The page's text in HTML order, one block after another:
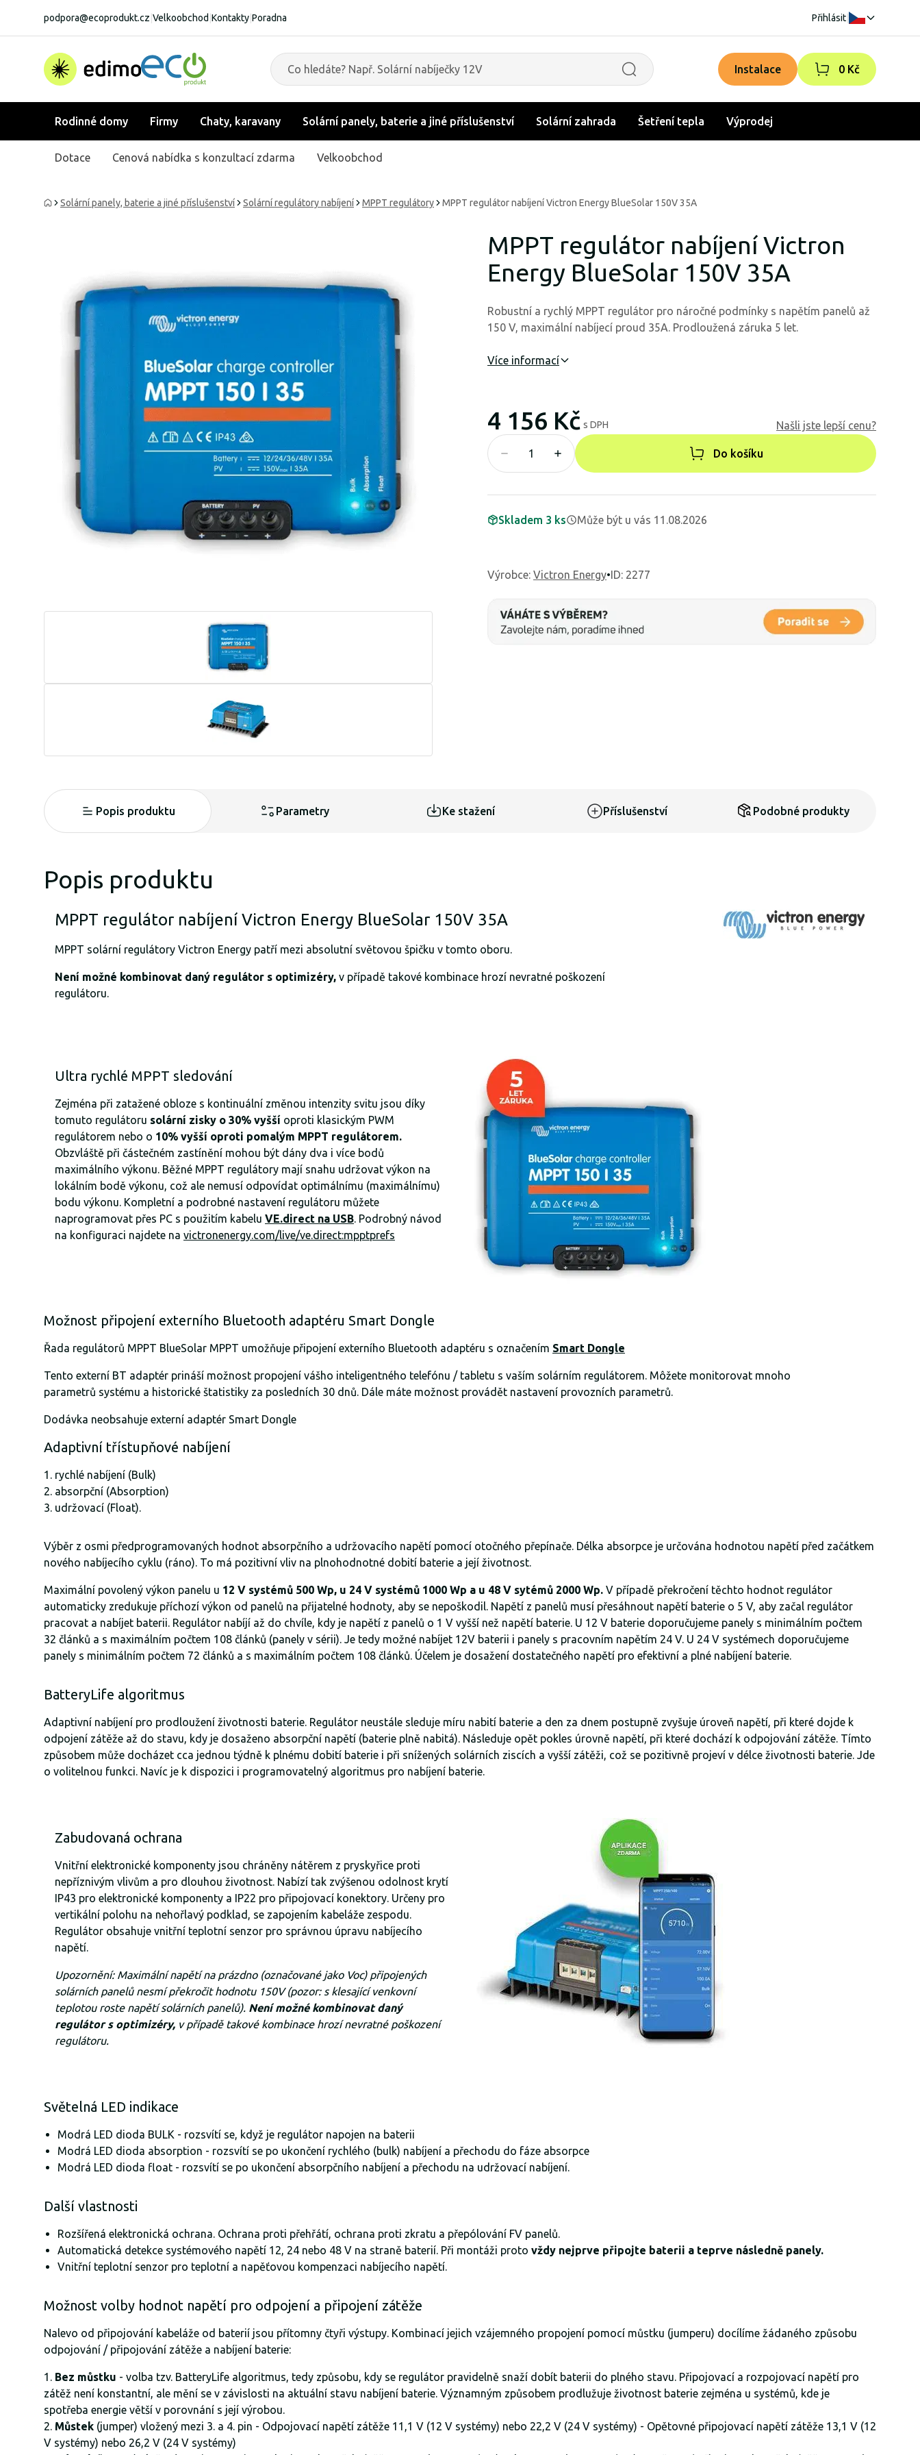
podpora@ecoprodukt.cz Velkoobchod Kontakty Poradna Přihlásit
Instalace 0 Kč
Rodinné domy Firmy Chaty, karavany Solární panely, baterie a jiné příslušenství Solární zahrada Šetření tepla Výprodej
Dotace Cenová nabídka s konzultací zdarma Velkoobchod
Solární panely, baterie a jiné příslušenství Solární regulátory nabíjení MPPT regulátory MPPT regulátor nabíjení Victron Energy BlueSolar 150V 35A
MPPT regulátor nabíjení Victron
Energy BlueSolar 150V 35A
Robustní a rychlý MPPT regulátor pro náročné podmínky s napětím panelů až
150 V, maximální nabíjecí proud 35A. Prodloužená záruka 5 let.
Více informací
4 156 Kč s DPH Našli jste lepší cenu?
Do košíku
Skladem 3 ks Může být u vás 11.08.2026
Výrobce: Victron Energy•ID: 2277
Popis produktu Parametry Ke stažení Příslušenství Podobné produkty
Popis produktu
MPPT regulátor nabíjení Victron Energy BlueSolar 150V 35A
MPPT solární regulátory Victron Energy patří mezi absolutní světovou špičku v tomto oboru.
Není možné kombinovat daný regulátor s optimizéry, v případě takové kombinace hrozí nevratné poškození
regulátoru.
Ultra rychlé MPPT sledování
Zejména při zatažené obloze s kontinuální změnou intenzity svitu jsou díky
tomuto regulátoru solární zisky o 30% vyšší oproti klasickým PWM
regulátorem nebo o 10% vyšší oproti pomalým MPPT regulátorem.
Obzvláště při částečném zastínění mohou být dány dva i více bodů
maximálního výkonu. Běžné MPPT regulátory mají snahu udržovat výkon na
lokálním bodě výkonu, což ale nemusí odpovídat optimálnímu (maximálnímu)
bodu výkonu. Kompletní a podrobné nastavení regulátoru můžete
naprogramovat přes PC s použitím kabelu VE.direct na USB. Podrobný návod
na konfiguraci najdete na victronenergy.com/live/ve.direct:mpptprefs
Možnost připojení externího Bluetooth adaptéru Smart Dongle
Řada regulátorů MPPT BlueSolar MPPT umožňuje připojení externího Bluetooth adaptéru s označením Smart Dongle
Tento externí BT adaptér prináší možnost propojení vášho inteligentného telefónu / tabletu s vaším solárním regulátorem. Môžete monitorovat mnoho
parametrů systému a historické štatistiky za posledních 30 dnů. Dále máte možnost provádět nastavení provozních parametrů.
Dodávka neobsahuje externí adaptér Smart Dongle
Adaptivní třístupňové nabíjení
rychlé nabíjení (Bulk)
absorpční (Absorption)
udržovací (Float).
Výběr z osmi předprogramovaných hodnot absorpčního a udržovacího napětí pomocí otočného přepínače. Délka absorpce je určována hodnotou napětí před začátkem
nového nabíjecího cyklu (ráno). To má pozitivní vliv na plnohodnotné dobití baterie a její životnost.
Maximální povolený výkon panelu u 12 V systémů 500 Wp, u 24 V systémů 1000 Wp a u 48 V sytémů 2000 Wp. V případě překročení těchto hodnot regulátor
automaticky zredukuje příchozí výkon od panelů na přijatelné hodnoty, aby se nepoškodil. Napětí z panelů musí přesáhnout napětí baterie o 5 V, aby začal regulátor
pracovat a nabíjet baterii. Regulátor nabíjí až do chvíle, kdy je napětí z panelů o 1 V vyšší než napětí baterie. U 12 V baterie doporučujeme panely s minimálním počtem
32 článků a s maximálním počtem 108 článků (panely v sérii). Je tedy možné nabíjet 12V baterii i panely s pracovním napětím 24 V. U 24 V systémech doporučujeme
panely s minimálním počtem 72 článků a s maximálním počtem 108 článků. Účelem je dosažení dostatečného napětí pro efektivní a plné nabíjení baterie.
BatteryLife algoritmus
Adaptivní nabíjení pro prodloužení životnosti baterie. Regulátor neustále sleduje míru nabití baterie a den za dnem postupně zvyšuje úroveň napětí, při které dojde k
odpojení zátěže až do stavu, kdy je dosaženo absorpční napětí (baterie plně nabitá). Následuje opět pokles úrovně napětí, při které dochází k odpojování zátěže. Tímto
způsobem může docházet cca jednou týdně k plnému dobití baterie i při snížených solárních ziscích a vyšší zátěži, což se pozitivně projeví v délce životnosti baterie. Jde
o volitelnou funkci. Navíc je k dispozici i programovatelný algoritmus pro nabíjení baterie.
Zabudovaná ochrana
Vnitřní elektronické komponenty jsou chráněny nátěrem z pryskyřice proti
nepříznivým vlivům a pro dlouhou životnost. Nabízí tak zvýšenou odolnost krytí
IP43 pro elektronické komponenty a IP22 pro připojovací konektory. Určeny pro
vertikální polohu na nehořlavý podklad, se zapojením kabeláže zespodu.
Regulátor obsahuje vnitřní teplotní senzor pro správnou úpravu nabíjecího
napětí.
Upozornění: Maximální napětí na prázdno (označované jako Voc) připojených
solárních panelů nesmí překročit hodnotu 150V (pozor: s klesající venkovní
teplotou roste napětí solárních panelů). Není možné kombinovat daný
regulátor s optimizéry, v případě takové kombinace hrozí nevratné poškození
regulátoru.
Světelná LED indikace
Modrá LED dioda BULK - rozsvítí se, když je regulátor napojen na baterii
Modrá LED dioda absorption - rozsvítí se po ukončení rychlého (bulk) nabíjení a přechodu do fáze absorpce
Modrá LED dioda float - rozsvítí se po ukončení absorpčního nabíjení a přechodu na udržovací nabíjení.
Další vlastnosti
Rozšířená elektronická ochrana. Ochrana proti přehřátí, ochrana proti zkratu a přepólování FV panelů.
Automatická detekce systémového napětí 12, 24 nebo 48 V na straně baterií. Při montáži proto vždy nejprve připojte baterii a teprve následně panely.
Vnitřní teplotní senzor pro teplotní a napěťovou kompenzaci nabíjecího napětí.
Možnost volby hodnot napětí pro odpojení a připojení zátěže
Nalevo od připojování kabeláže od baterií jsou přítomny čtyři výstupy. Kombinací jejich vzájemného propojení pomocí můstku (jumperu) docílíme žádaného způsobu
odpojování / připojování zátěže a nabíjení baterie:
Bez můstku - volba tzv. BatteryLife algoritmus, tedy způsobu, kdy se regulátor pravidelně snaží dobít baterii do plného stavu. Připojovací a rozpojovací napětí pro
zátěž není konstantní, ale mění se v závislosti na aktuální stavu nabíjení baterie. Významným způsobem prodlužuje životnost baterie zejména u systémů, kde je
spotřeba energie větší v porovnání s její výrobou.
Můstek (jumper) vložený mezi 3. a 4. pin - Odpojovací napětí zátěže 11,1 V (12 V systémy) nebo 22,2 V (24 V systémy) - Opětovné připojovací napětí zátěže 13,1 V (12
V systémy) nebo 26,2 V (24 V systémy)